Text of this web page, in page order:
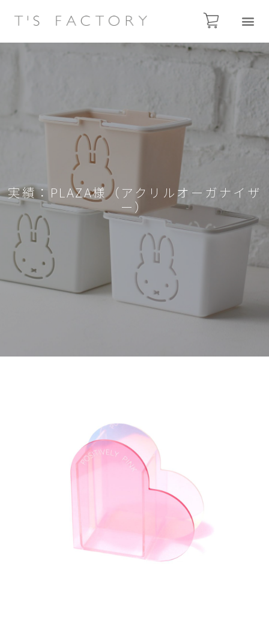
実績：PLAZA様（アクリルオーガナイザ
ー）